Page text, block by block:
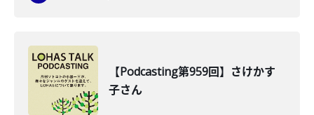
【Podcasting第959回】さけかす
子さん